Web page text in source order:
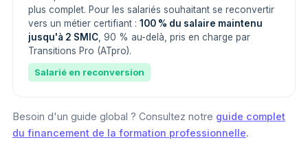
plus complet. Pour les salariés souhaitant se reconvertir
vers un métier certifiant : 100 % du salaire maintenu
jusqu'à 2 SMIC , 90 % au-delà, pris en charge par
Transitions Pro (ATpro).
Salarié en reconversion
Besoin d'un guide global ? Consultez notre guide complet
du financement de la formation professionnelle.